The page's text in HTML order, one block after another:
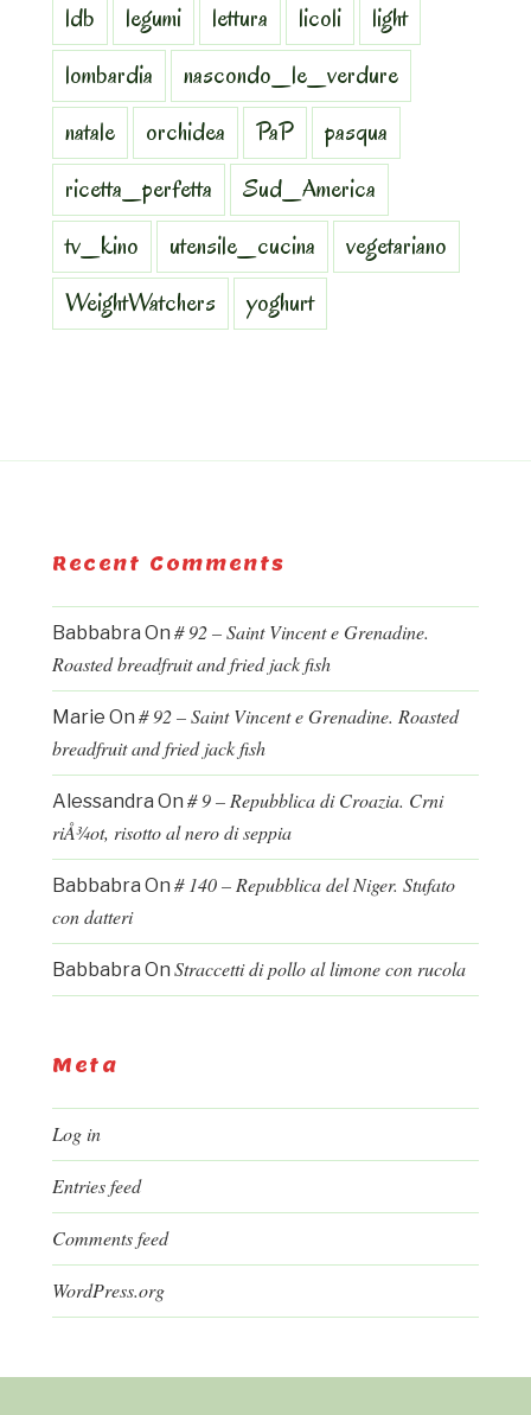
ldb
legumi lettura licoli
light
lombardia
nascondo_le_verdure
natale
orchidea PaP
pasqua
ricetta_perfetta
Sud_America
tv_kino
utensile_cucina
vegetariano
WeightWatchers
yoghurt
Recent Comments
Babbabra On # 92 – Saint Vincent e Grenadine.
Roasted breadfruit and fried jack fish
Marie On # 92 – Saint Vincent e Grenadine. Roasted
breadfruit and fried jack fish
Alessandra On # 9 – Repubblica di Croazia. Crni
riÅ¾ot, risotto al nero di seppia
Babbabra On # 140 – Repubblica del Niger. Stufato
con datteri
Babbabra On Straccetti di pollo al limone con rucola
Meta
Log in
Entries feed
Comments feed
WordPress.org